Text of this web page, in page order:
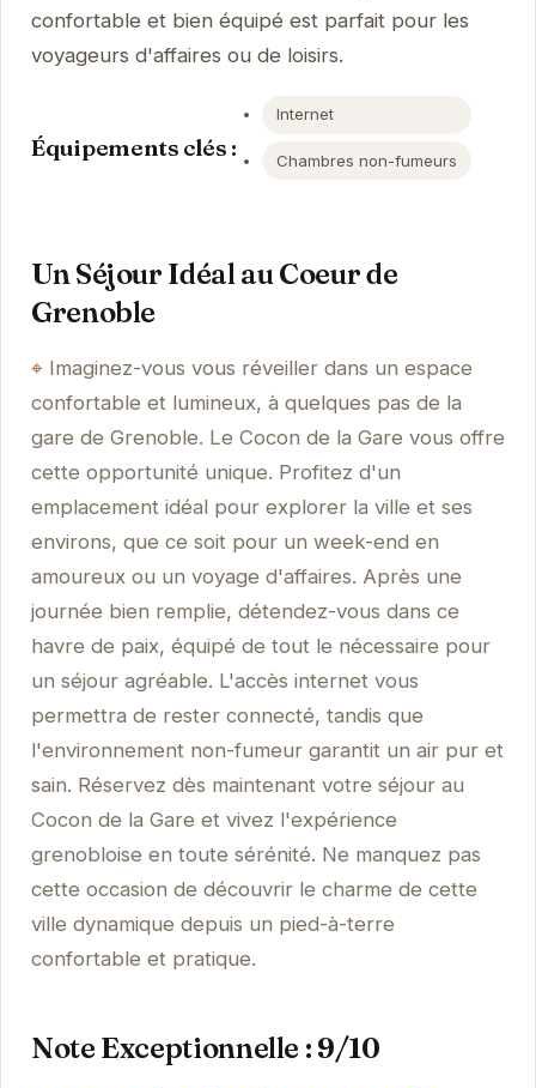
confortable et bien équipé est parfait pour les
voyageurs d'affaires ou de loisirs.
Équipements clés :
Internet
Chambres non-fumeurs
Un Séjour Idéal au Coeur de
Grenoble
Imaginez-vous vous réveiller dans un espace
confortable et lumineux, à quelques pas de la
gare de Grenoble. Le Cocon de la Gare vous offre
cette opportunité unique. Profitez d'un
emplacement idéal pour explorer la ville et ses
environs, que ce soit pour un week-end en
amoureux ou un voyage d'affaires. Après une
journée bien remplie, détendez-vous dans ce
havre de paix, équipé de tout le nécessaire pour
un séjour agréable. L'accès internet vous
permettra de rester connecté, tandis que
l'environnement non-fumeur garantit un air pur et
sain. Réservez dès maintenant votre séjour au
Cocon de la Gare et vivez l'expérience
grenobloise en toute sérénité. Ne manquez pas
cette occasion de découvrir le charme de cette
ville dynamique depuis un pied-à-terre
confortable et pratique.
Note Exceptionnelle : 9/10